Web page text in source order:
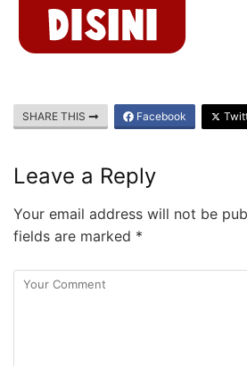
SHARE THIS Facebook
Leave a Reply
Your email address will not be
fields are marked *